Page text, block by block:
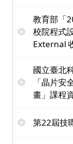
教育部「
校院程式
External
國立臺北
「晶片安
畫」課程
第22屆技